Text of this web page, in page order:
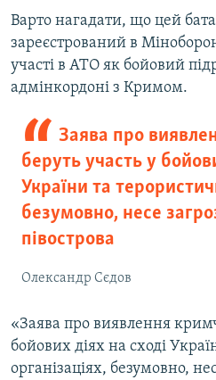
Варто нагадати, що цей
зареєстрований в
участі в АТО як бойовий
адмінкордоні з Кримом.
Заява про
беруть участь у
України та
безумовно, несе
півострова
Олександр Сєдов
«Заява про виявлення
бойових діях на сході
організаціях, безумовно,